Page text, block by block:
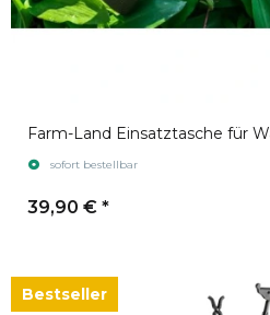
Farm-Land Einsatztasche für
sofort bestellbar
39,90 € *
Bestseller